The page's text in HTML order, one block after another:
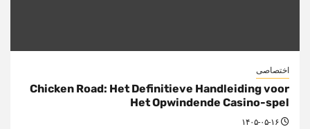
اختصاصی
Chicken Road: Het Definitieve Handleiding voor
Het Opwindende Casino-spel